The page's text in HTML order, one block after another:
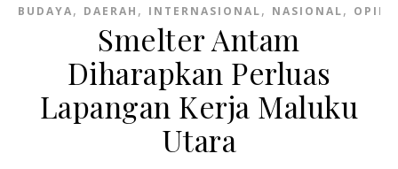
BUDAYA, DAERAH , INTERNASIONAL, NASIONAL, OPINI
Smelter Antam
Diharapkan Perluas
Lapangan Kerja Maluku
Utara